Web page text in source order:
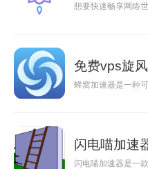
想要快速畅享网络
免费vps旋风
蜂窝加速器是一种
闪电喵加速
闪电喵加速器是一